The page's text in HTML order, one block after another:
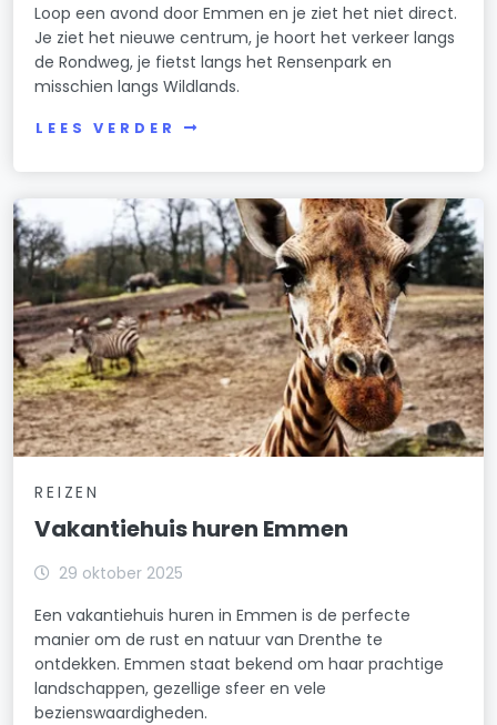
Loop een avond door Emmen en je ziet het niet direct.
Je ziet het nieuwe centrum, je hoort het verkeer langs
de Rondweg, je fietst langs het Rensenpark en
misschien langs Wildlands.
LEES VERDER
REIZEN
Vakantiehuis huren Emmen
29 oktober 2025
Een vakantiehuis huren in Emmen is de perfecte
manier om de rust en natuur van Drenthe te
ontdekken. Emmen staat bekend om haar prachtige
landschappen, gezellige sfeer en vele
bezienswaardigheden.